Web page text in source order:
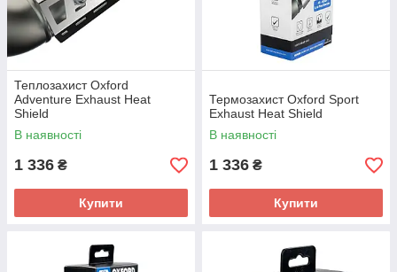
Теплозахист Oxford
Adventure Exhaust Heat
Shield
В наявності
1 336 ₴
Купити
Термозахист Oxford Sport
Exhaust Heat Shield
В наявності
1 336 ₴
Купити